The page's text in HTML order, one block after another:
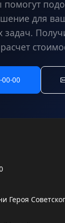
для
задач.
00
Героя